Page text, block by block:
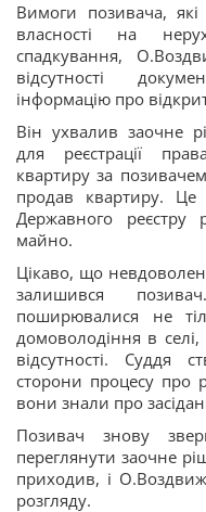
Вимоги позивача,
власності на
спадкування,
відсутності
інформацію про
Він ухвалив заочне
для реєстрації
квартиру за
продав квартиру. Це
Державного
майно.
Цікаво, що
залишився
поширювалися не
домоволодіння в
відсутності. Суддя
сторони процесу про
вони знали про
Позивач знову
переглянути заочне
приходив, і
розгляду.